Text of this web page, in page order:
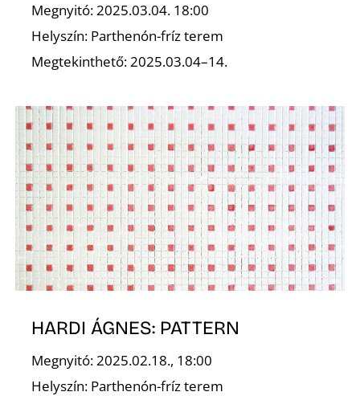
Megnyitó: 2025.03.04. 18:00
Helyszín: Parthenón-fríz terem
Megtekinthető: 2025.03.04–14.
HARDI ÁGNES: PATTERN
Megnyitó: 2025.02.18., 18:00
Helyszín: Parthenón-fríz terem